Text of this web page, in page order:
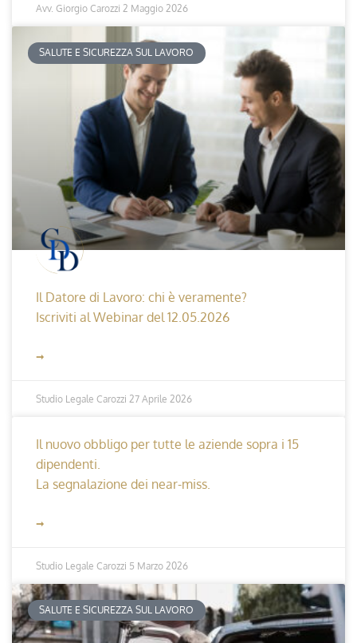
Avv. Giorgio Carozzi 2 Maggio 2026
SALUTE E SICUREZZA SUL LAVORO
Il Datore di Lavoro: chi è veramente?
Iscriviti al Webinar del 12.05.2026
➞
Studio Legale Carozzi 27 Aprile 2026
Il nuovo obbligo per tutte le aziende sopra i 15
dipendenti.
La segnalazione dei near-miss.
➞
Studio Legale Carozzi 5 Marzo 2026
SALUTE E SICUREZZA SUL LAVORO